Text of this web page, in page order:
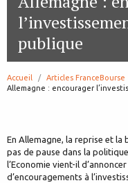
publique
Accueil
Articles FranceBourse
page:
Allemagne : encourager
En Allemagne, la reprise et la
pas de pause dans la
l’Economie vient-il
d’encouragements à